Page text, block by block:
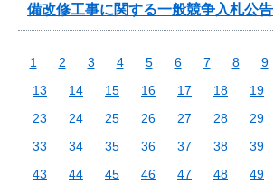
備改修工事に関する一般競争入札公告
1 2 3 4 5 6 7 8 9
13
14 15 16 17 18 19
23
24 25 26 27 28 29
33
34 35 36 37 38 39
43
44 45 46 47 48 49